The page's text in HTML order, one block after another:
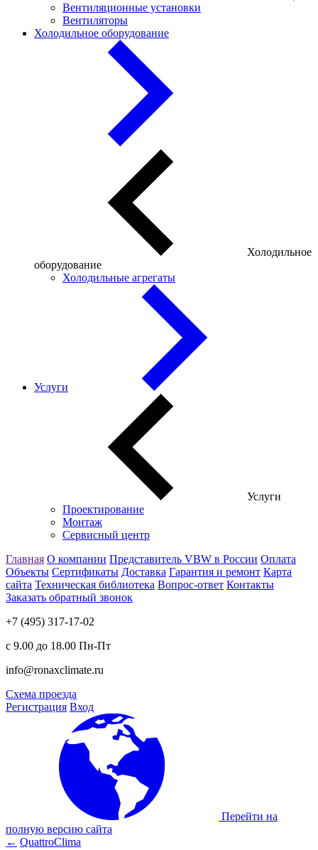
Вентиляционные установки
Вентиляторы
Холодильное оборудование
Холодильное
оборудование
Холодильные агрегаты
Услуги
Услуги
Проектирование
Монтаж
Сервисный центр
Главная О компании Представитель VBW в России Оплата
Объекты Сертификаты Доставка Гарантия и ремонт Карта
сайта Техническая библиотека Вопрос-ответ Контакты
Заказать обратный звонок
+7 (495) 317-17-02
с 9.00 до 18.00 Пн-Пт
info@ronaxclimate.ru
Схема проезда
Регистрация Вход
Перейти на
полную версию сайта
← QuattroClima